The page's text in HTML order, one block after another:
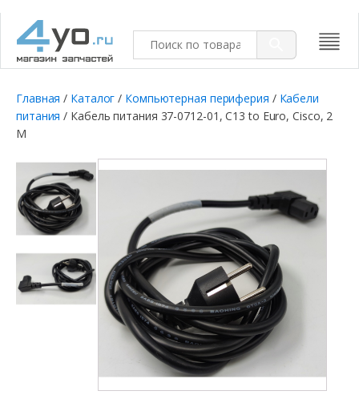
Главная / Каталог / Компьютерная периферия / Кабели
питания / Кабель питания 37-0712-01, C13 to Euro, Cisco, 2
M